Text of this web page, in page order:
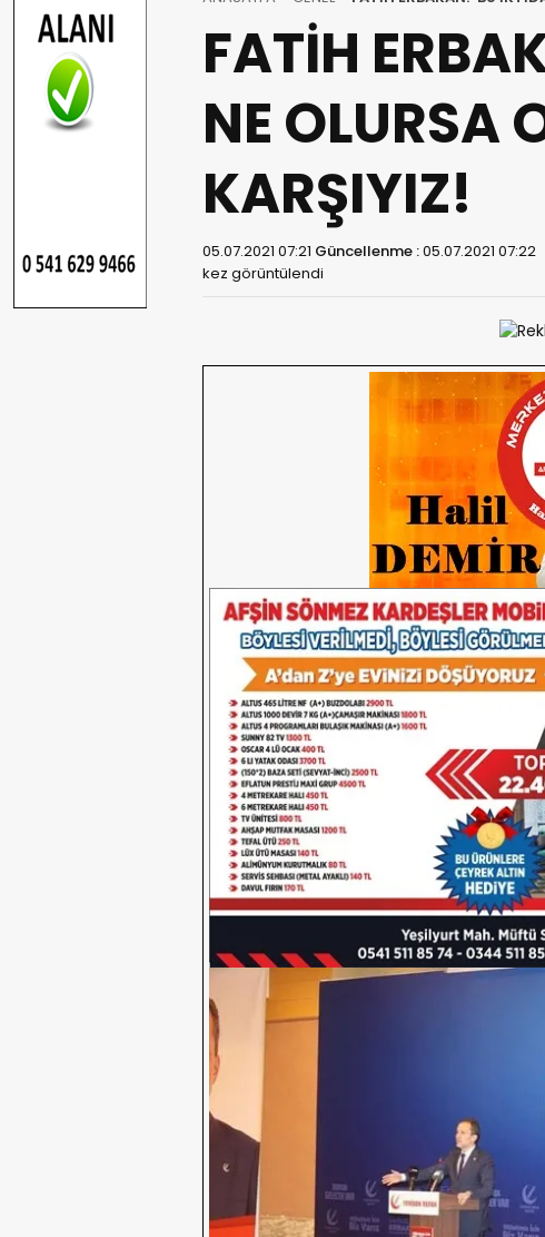
FATİH
NE OLURSA
KARŞIYIZ!
05.07.2021 07:21 Güncellenme :05.07.2021 07:22
kez görüntülendi